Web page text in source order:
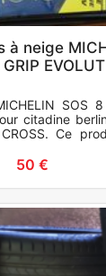
à neige
SOS
citadine
Ce
50 €